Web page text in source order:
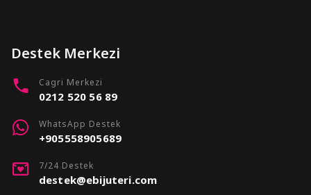
Destek Merkezi
Cagri Merkezi
0212 520 56 89
WhatsApp Destek
+905558905689
7/24 Destek
destek@ebijuteri.com